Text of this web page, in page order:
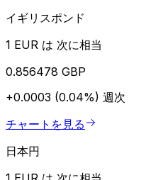
イギリスポンド
1 EUR は 次に相当
0.856478 GBP
+0.0003 (0.04%) 週次
チャートを見る
日本円